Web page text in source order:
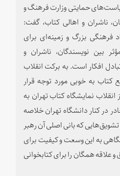
حمایتی وزارت فرهنگ و
ناشران و اهالی کتاب، گفت:
فرهنگی بزرگ و زمینه‌ای برای
بین نویسندگان، ناشران و
افکار است. به برکت انقلاب
به خوبی مورد توجه قرار
نمایشگاه کتاب تهران به
در کنار دانشگاه تهران خلاصه
که بانی اصلی آن رهبر
به این وسعت و کیفیت برای
علاقه همگان را برای کتابخوانی